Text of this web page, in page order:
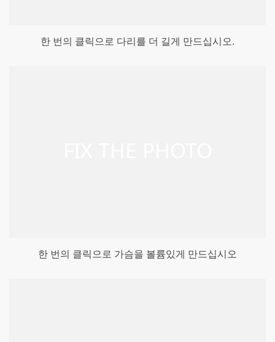
한 번의 클릭으로 다리를 더 길게 만드십시오.
한 번의 클릭으로 가슴을 볼륨있게 만드십시오